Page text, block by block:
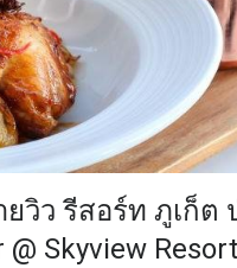
วิว รีสอร์ท ภูเก็ต
Skyview Resort